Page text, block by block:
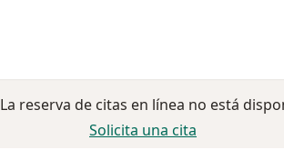
La reserva de citas en línea no está
Solicita una cita